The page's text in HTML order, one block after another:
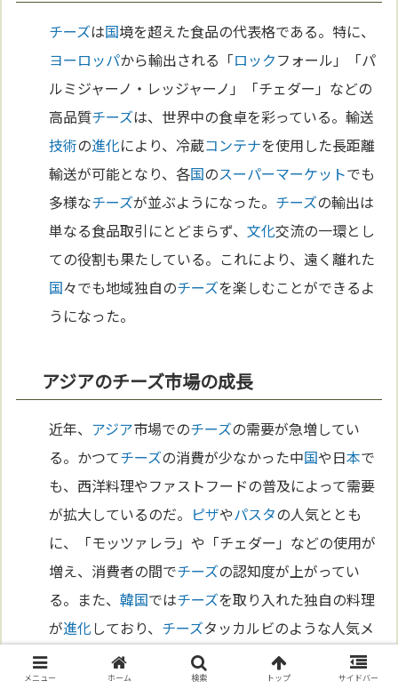
チーズは国境を超えた食品の代表格である。特に、
ヨーロッパから輸出される「ロックフォール」「パ
ルミジャーノ・レッジャーノ」「チェダー」などの
高品質チーズは、世界中の食卓を彩っている。輸送
技術の進化により、冷蔵コンテナを使用した長距離
輸送が可能となり、各国のスーパーマーケットでも
多様なチーズが並ぶようになった。 チーズの輸出は
単なる食品取引にとどまらず、文化交流の一環とし
ての役割も果たしている。これにより、遠く離れた
国々でも地域独自のチーズを楽しむことができるよ
うになった。
アジアのチーズ市場の成長
近年、 アジア市場でのチーズの需要が急増してい
る。かつてチーズの消費が少なかった中国や日本で
も、西洋料理やファストフードの普及によって需要
が拡大しているのだ。 ピザやパスタの人気ととも
に、「モッツァレラ」や「チェダー」などの使用が
増え、消費者の間でチーズの認知度が上がってい
る。また、韓国ではチーズを取り入れた独自の料理
が進化しており、 チーズタッカルビのような人気メ
ニューが誕生している。このようなトレンドは、チ
ーズ
がグローバルな食品として成長を続けている証
メニュー ホーム 検索 トップ サイドバー